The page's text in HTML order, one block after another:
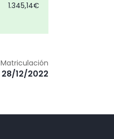
1.345,14€
445,70€
Matriculación
28/12/2022